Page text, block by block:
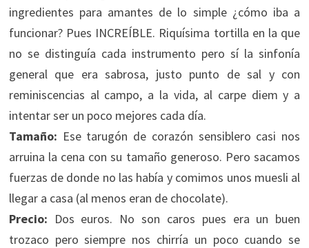
ingredientes para amantes de lo simple ¿cómo iba a
funcionar? Pues INCREÍBLE. Riquísima tortilla en la que
no se distinguía cada instrumento pero sí la sinfonía
general que era sabrosa, justo punto de sal y con
reminiscencias al campo, a la vida, al carpe diem y a
intentar ser un poco mejores cada día.
Tamaño: Ese tarugón de corazón sensiblero casi nos
arruina la cena con su tamaño generoso. Pero sacamos
fuerzas de donde no las había y comimos unos muesli al
llegar a casa (al menos eran de chocolate).
Precio: Dos euros. No son caros pues era un buen
trozaco pero siempre nos chirría un poco cuando se